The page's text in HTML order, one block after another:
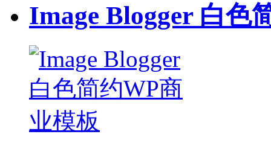
Image Blogger 白色